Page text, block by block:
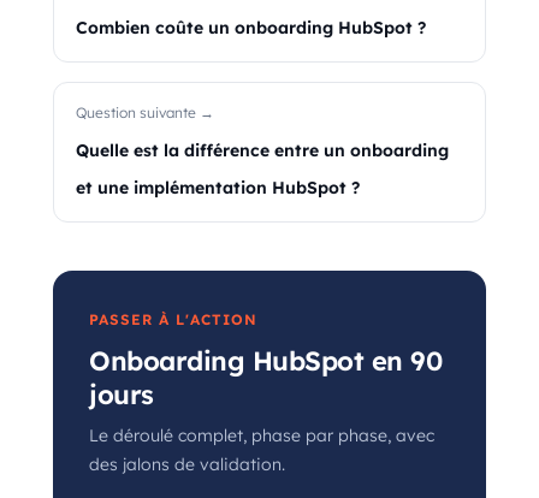
Combien coûte un onboarding HubSpot ?
Question suivante →
Quelle est la différence entre un onboarding
et une implémentation HubSpot ?
PASSER À L'ACTION
Onboarding HubSpot en 90
jours
Le déroulé complet, phase par phase, avec
des jalons de validation.